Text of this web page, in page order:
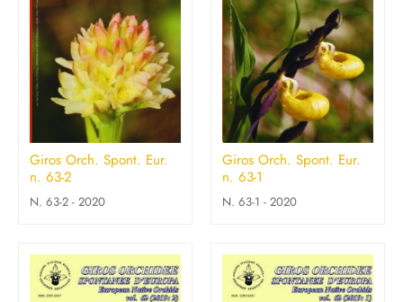
Giros Orch. Spont. Eur.
n. 63-2
N. 63-2 - 2020
Giros Orch. Spont. Eur.
n. 63-1
N. 63-1 - 2020